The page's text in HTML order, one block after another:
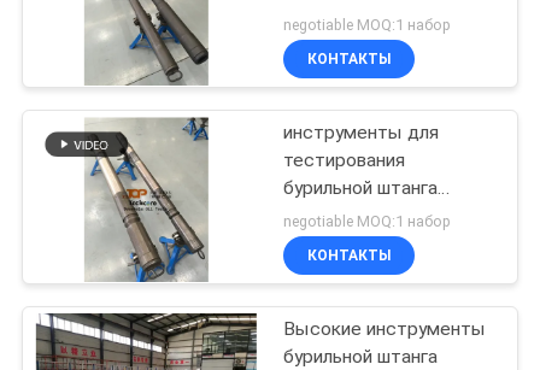
negotiable MOQ:1 набор
КОНТАКТЫ
инструменты для
тестирования
бурильной штанга
15000psi
negotiable MOQ:1 набор
КОНТАКТЫ
Высокие инструменты
бурильной штанга